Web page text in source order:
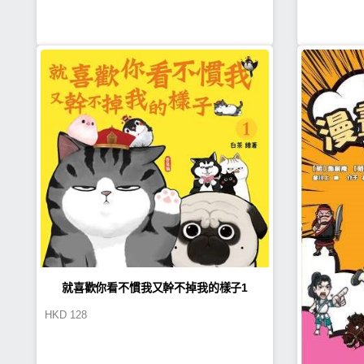
就喜歡你看不慣我又幹不掉我的樣子1
HKD 128